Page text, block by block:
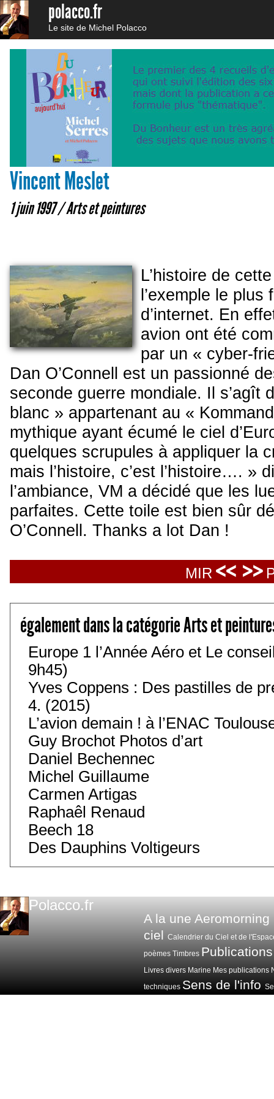
polacco.fr
Le site de Michel Polacco
Vincent Meslet
1 juin 1997 /Arts et peintures
L’histoire de
l’exemple le
d’internet. En
avion ont été
par un « cyber-
Dan O’Connell est un passionné
seconde guerre mondiale. Il s’agît
blanc » appartenant au «
mythique ayant écumé le ciel
quelques scrupules à appliquer la
mais l’histoire, c’est l’histoire…. »
l’ambiance, VM a décidé que les
parfaites. Cette toile est bien sûr
O’Connell. Thanks a lot Dan !
MIR << >>
également dans la catégorie Arts et
Europe 1 l’Année Aéro et Le
9h45)
Yves Coppens : Des pastilles de
4. (2015)
L’avion demain ! à l’ENAC
Guy Brochot Photos d’art
Daniel Bechennec
Michel Guillaume
Carmen Artigas
Raphaêl Renaud
Beech 18
Des Dauphins Voltigeurs
Polacco.fr
A la une Aeromorning
ciel Calendrier du Ciel et de
poèmes Timbres Publications
Livres divers Marine Mes publications
techniques Sens de l'info